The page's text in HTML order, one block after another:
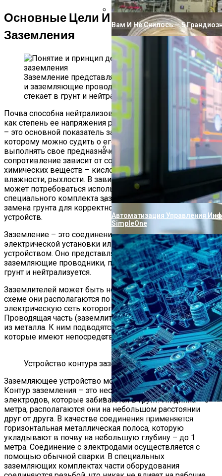
Почему Вода Из Скважины
Проверка Воды Из Скважины
Вам И Не Снилось — 5
Автоматизация Управления
SimpleOne
Использование Электронных
Основные Цели И Задачи
Заземления
Заземление представляет собой заземлитель
и заземляющие проводники, по которым ток
стекает в грунт и нейтрализуется
Почва способна нейтрализовать электрический ток, так
как степень ее напряжения равна нулю. Сопротивление
– это основной показатель заземляющего устройства, по
которому можно судить о его качестве и способности
выполнять свое предназначение. Удельное
сопротивление зависит от состава почвы, наличия в ней
химических веществ – кислотных или щелочных,
влажности, рыхлости. В зависимости от состава почвы
может потребоваться использование какого-либо
специального комплекта заземления или же полная
замена грунта для корректной работы заземляющих
устройств.
Заземление – это соединение какого-либо прибора,
электрической установки или части сети с заземляющим
устройством. Оно представляет собой заземлитель и
заземляющие проводники, по которым ток стекает в
грунт и нейтрализуется.
Заземлителей может быть несколько. В распределенной
схеме они располагаются по периметру объекта,
электрическую сеть которого необходимо обезопасить.
Проводящая часть (заземлители) обычно выполняются
из металла. К ним подводятся заземляющие электроды,
которые имеют непосредственный контакт с почвой.
Устройство контура заземления
Заземляющее устройство монтируется по контуру.
Контур заземления – это несколько проводников
электродов, которые забиваются в грунт. Их длина – 3
метра, располагаются они на небольшом расстоянии
друг от друга. В качестве соединения применяется
горизонтальная металлическая полоса, которую
укладывают в почву на небольшую глубину – до 1
метра. Соединение с электродами осуществляется с
помощью обычной сварки. В специальных
заземляющих комплектах части оборудования